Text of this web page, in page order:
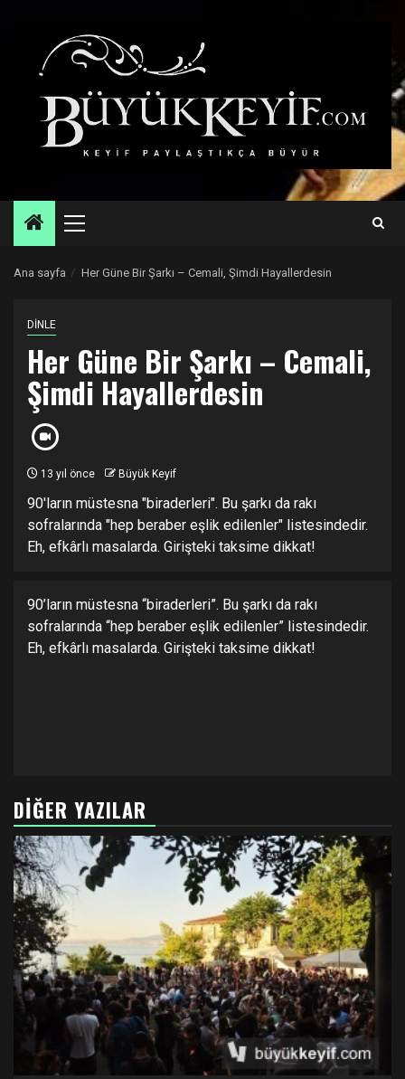
Primary
Ana sayfa Her Güne Bir Şarkı – Cemali, Şimdi Hayallerdesin
DİNLE
Her Güne Bir Şarkı – Cemali,
Şimdi Hayallerdesin
13 yıl önce Büyük Keyif
90'ların müstesna "biraderleri". Bu şarkı da rakı
sofralarında "hep beraber eşlik edilenler" listesindedir.
Eh, efkârlı masalarda. Girişteki taksime dikkat!
90’ların müstesna “biraderleri”. Bu şarkı da rakı
sofralarında “hep beraber eşlik edilenler” listesindedir.
Eh, efkârlı masalarda. Girişteki taksime dikkat!
DIĞER YAZILAR